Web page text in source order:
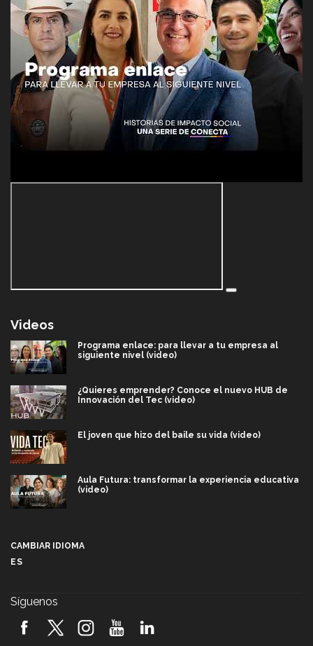
Videos
Programa enlace: para llevar a tu empresa al
siguiente nivel (video)
¿Quieres emprender? Conoce el nuevo HUB de
Innovación del Tec (video)
El joven que hizo del baile su vida (video)
Aula Futura: transformar la experiencia educativa
(video)
2026! (video)
CAMBIAR IDIOMA
ES
Síguenos